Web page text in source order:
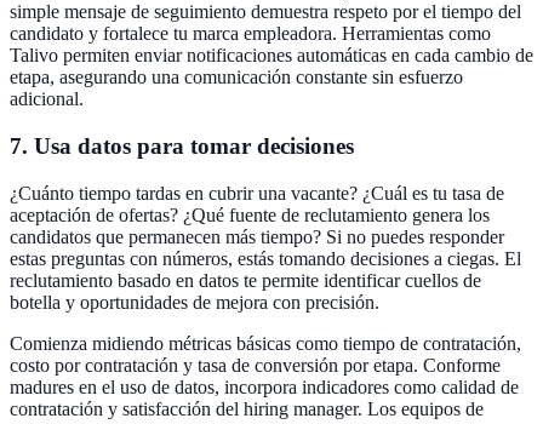
simple mensaje de seguimiento demuestra respeto por el tiempo del
candidato y fortalece tu marca empleadora. Herramientas como
Talivo permiten enviar notificaciones automáticas en cada cambio de
etapa, asegurando una comunicación constante sin esfuerzo
adicional.
7. Usa datos para tomar decisiones
¿Cuánto tiempo tardas en cubrir una vacante? ¿Cuál es tu tasa de
aceptación de ofertas? ¿Qué fuente de reclutamiento genera los
candidatos que permanecen más tiempo? Si no puedes responder
estas preguntas con números, estás tomando decisiones a ciegas. El
reclutamiento basado en datos te permite identificar cuellos de
botella y oportunidades de mejora con precisión.
Comienza midiendo métricas básicas como tiempo de contratación,
costo por contratación y tasa de conversión por etapa. Conforme
madures en el uso de datos, incorpora indicadores como calidad de
contratación y satisfacción del hiring manager. Los equipos de